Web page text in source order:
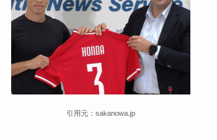
引用元：sakanowa.jp